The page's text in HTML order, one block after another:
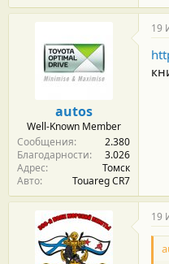
autos
Well-Known Member
Сообщения
2.380
Благодарности
3.026
Адрес
Томск
Авто
Touareg CR7
19
19